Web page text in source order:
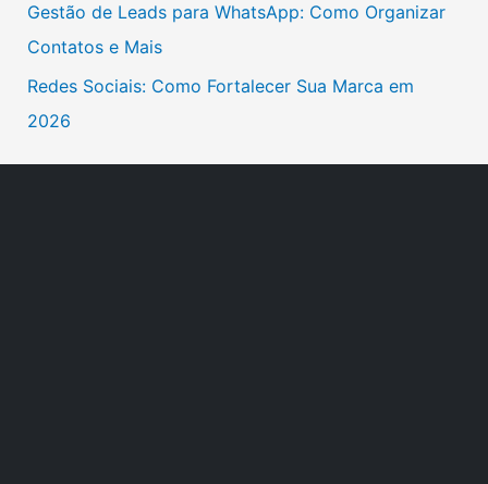
r
:
Gestão de Leads para WhatsApp: Como Organizar
Contatos e Mais
Redes Sociais: Como Fortalecer Sua Marca em
2026